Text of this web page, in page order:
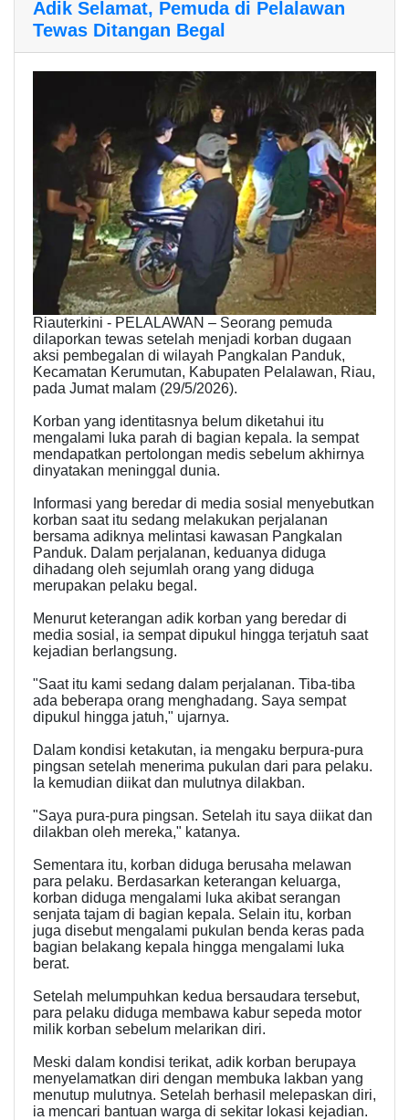
Adik Selamat, Pemuda di Pelalawan
Tewas Ditangan Begal
Riauterkini - PELALAWAN – Seorang pemuda
dilaporkan tewas setelah menjadi korban dugaan
aksi pembegalan di wilayah Pangkalan Panduk,
Kecamatan Kerumutan, Kabupaten Pelalawan, Riau,
pada Jumat malam (29/5/2026).
Korban yang identitasnya belum diketahui itu
mengalami luka parah di bagian kepala. Ia sempat
mendapatkan pertolongan medis sebelum akhirnya
dinyatakan meninggal dunia.
Informasi yang beredar di media sosial menyebutkan
korban saat itu sedang melakukan perjalanan
bersama adiknya melintasi kawasan Pangkalan
Panduk. Dalam perjalanan, keduanya diduga
dihadang oleh sejumlah orang yang diduga
merupakan pelaku begal.
Menurut keterangan adik korban yang beredar di
media sosial, ia sempat dipukul hingga terjatuh saat
kejadian berlangsung.
"Saat itu kami sedang dalam perjalanan. Tiba-tiba
ada beberapa orang menghadang. Saya sempat
dipukul hingga jatuh," ujarnya.
Dalam kondisi ketakutan, ia mengaku berpura-pura
pingsan setelah menerima pukulan dari para pelaku.
Ia kemudian diikat dan mulutnya dilakban.
"Saya pura-pura pingsan. Setelah itu saya diikat dan
dilakban oleh mereka," katanya.
Sementara itu, korban diduga berusaha melawan
para pelaku. Berdasarkan keterangan keluarga,
korban diduga mengalami luka akibat serangan
senjata tajam di bagian kepala. Selain itu, korban
juga disebut mengalami pukulan benda keras pada
bagian belakang kepala hingga mengalami luka
berat.
Setelah melumpuhkan kedua bersaudara tersebut,
para pelaku diduga membawa kabur sepeda motor
milik korban sebelum melarikan diri.
Meski dalam kondisi terikat, adik korban berupaya
menyelamatkan diri dengan membuka lakban yang
menutup mulutnya. Setelah berhasil melepaskan diri,
ia mencari bantuan warga di sekitar lokasi kejadian.